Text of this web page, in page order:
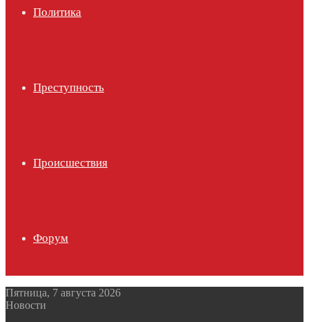
Политика
Преступность
Происшествия
Форум
Пятница, 7 августа 2026
Новости